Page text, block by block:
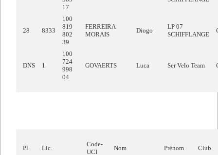
17
28 8333
100
819
802
39
FERREIRA
MORAIS
Diogo
LP 07
SCHIFFLANGE
DNS 1
100
724
998
04
GOVAERTS Luca Ser Velo Team
Pl. Lic.
Code-
UCI
Nom Prénom Club